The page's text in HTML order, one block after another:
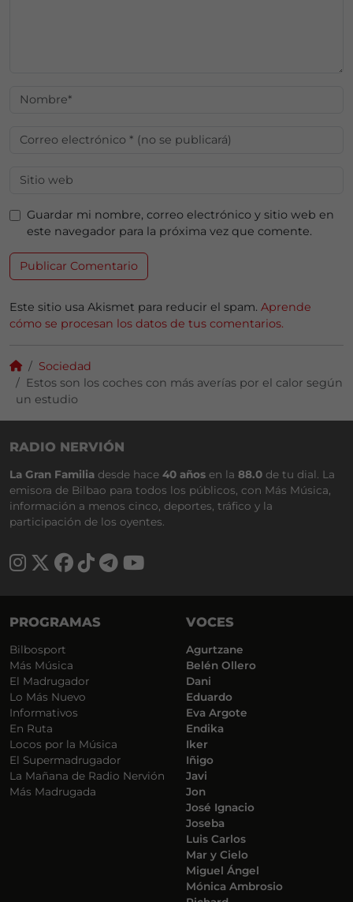
Guardar mi nombre, correo electrónico y sitio web en
este navegador para la próxima vez que comente.
Este sitio usa Akismet para reducir el spam. Aprende
cómo se procesan los datos de tus comentarios.
Sociedad
Estos son los coches con más averías por el calor según
un estudio
RADIO NERVIÓN
La Gran Familia desde hace 40 años en la 88.0 de tu dial. La
emisora de Bilbao para todos los públicos, con Más Música,
información a menos cinco, deportes, tráfico y la
participación de los oyentes.
PROGRAMAS
Bilbosport
Más Música
El Madrugador
Lo Más Nuevo
Informativos
En Ruta
Locos por la Música
El Supermadrugador
La Mañana de Radio Nervión
Más Madrugada
VOCES
Agurtzane
Belén Ollero
Dani
Eduardo
Eva Argote
Endika
Iker
Iñigo
Javi
Jon
José Ignacio
Joseba
Luis Carlos
Mar y Cielo
Miguel Ángel
Mónica Ambrosio